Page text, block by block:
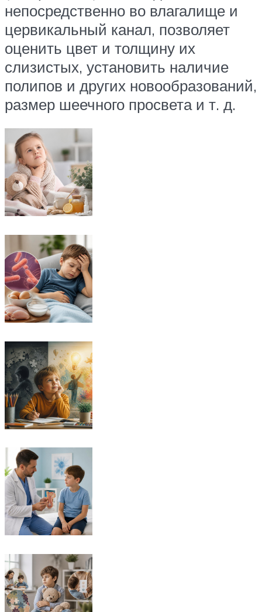
непосредственно во влагалище и
цервикальный канал, позволяет
оценить цвет и толщину их
слизистых, установить наличие
полипов и других новообразований,
размер шеечного просвета и т. д.